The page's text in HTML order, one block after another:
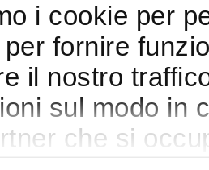
i cookie per
fornire
il nostro
sul modo in
che si